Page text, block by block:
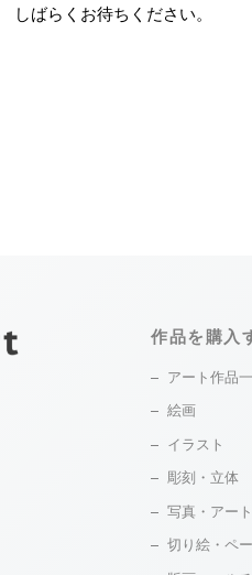
しばらくお待ちください。
作品を購入
アート作品
絵画
イラスト
彫刻・立体
写真・アー
切り絵・ペ